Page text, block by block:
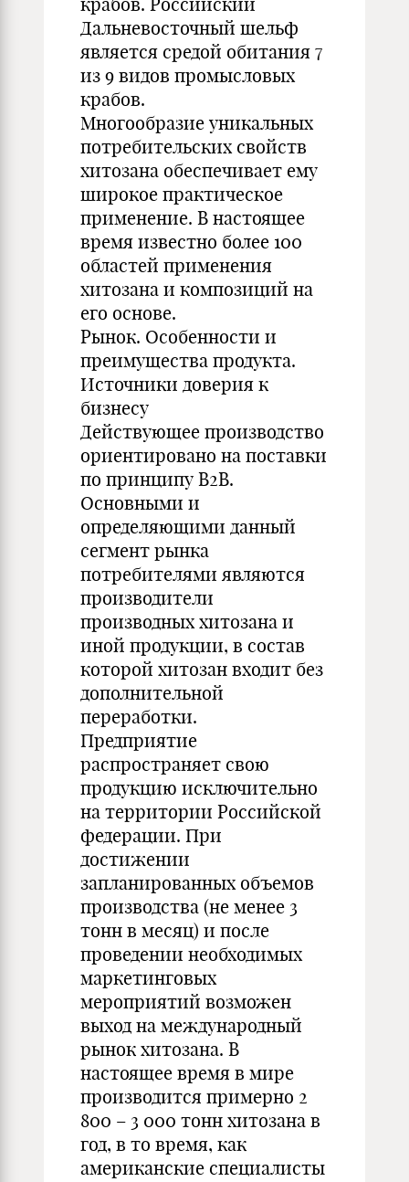
Дальневосточный шельф
является средой обитания 7
из 9 видов промысловых
крабов.
Многообразие уникальных
потребительских свойств
хитозана обеспечивает ему
широкое практическое
применение. В настоящее
время известно более 100
областей применения
хитозана и композиций на
его основе.
Рынок. Особенности и
преимущества продукта.
Источники доверия к
бизнесу
Действующее производство
ориентировано на поставки
по принципу В2В.
Основными и
определяющими данный
сегмент рынка
потребителями являются
производители
производных хитозана и
иной продукции, в состав
которой хитозан входит без
дополнительной
переработки.
Предприятие
распространяет свою
продукцию исключительно
на территории Российской
федерации. При
достижении
запланированных объемов
производства (не менее 3
тонн в месяц) и после
проведении необходимых
маркетинговых
мероприятий возможен
выход на международный
рынок хитозана. В
настоящее время в мире
производится примерно 2
800 – 3 000 тонн хитозана в
год, в то время, как
американские специалисты